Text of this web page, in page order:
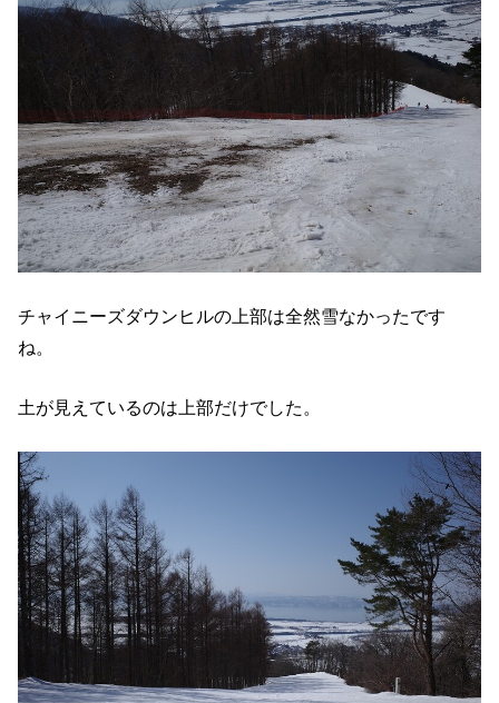
チャイニーズダウンヒルの上部は全然雪なかったです
ね。
土が見えているのは上部だけでした。